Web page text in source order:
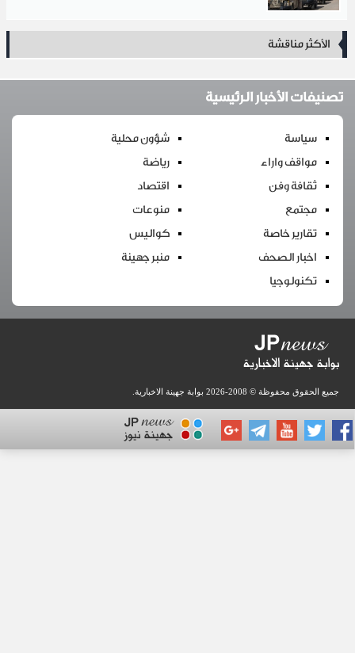
مناقشة
الأخبار الرئيسية
شؤون محلية
واراء
وفن
خاصة
كواليس
الصحف
منبر جهينة
محفوظة © 2008-2026 بوابة جهينة الاخبارية .